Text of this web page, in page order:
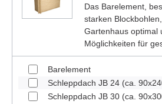
Das Barelement,
starken
Gartenhaus optimal
Möglichkeiten für
Barelement
Schleppdach JB 24 (ca.
Schleppdach JB 30 (ca.